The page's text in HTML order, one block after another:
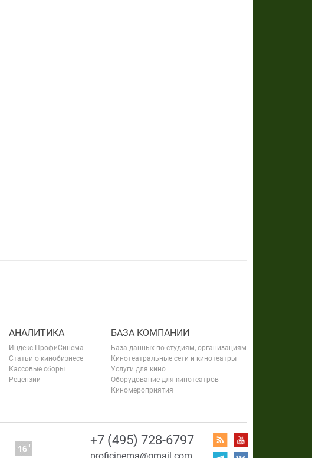
АНАЛИТИКА
Индекс ПрофиСинема
Статьи о кинобизнесе
Кассовые сборы
Рецензии
БАЗА КОМПАНИЙ
База данных по студиям, организациям
Кинотеатральные сети и кинотеатры
Услуги для кино
Оборудование для кинотеатров
Киномероприятия
+7 (495) 728-6797
proficinema@gmail.com